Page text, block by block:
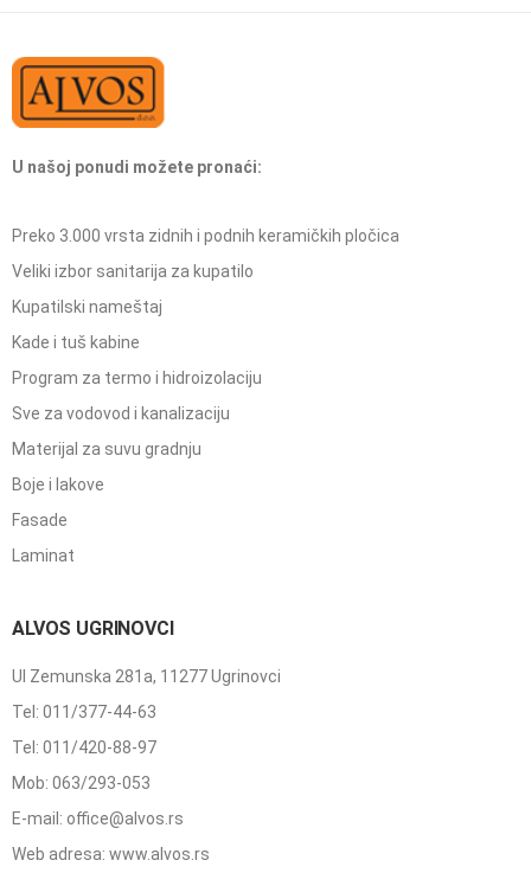
U našoj ponudi možete pronaći:
Preko 3.000 vrsta zidnih i podnih keramičkih pločica
Veliki izbor sanitarija za kupatilo
Kupatilski nameštaj
Kade i tuš kabine
Program za termo i hidroizolaciju
Sve za vodovod i kanalizaciju
Materijal za suvu gradnju
Boje i lakove
Fasade
Laminat
ALVOS UGRINOVCI
Ul Zemunska 281a, 11277 Ugrinovci
Tel: 011/377-44-63
Tel: 011/420-88-97
Mob: 063/293-053
E-mail: office@alvos.rs
Web adresa: www.alvos.rs